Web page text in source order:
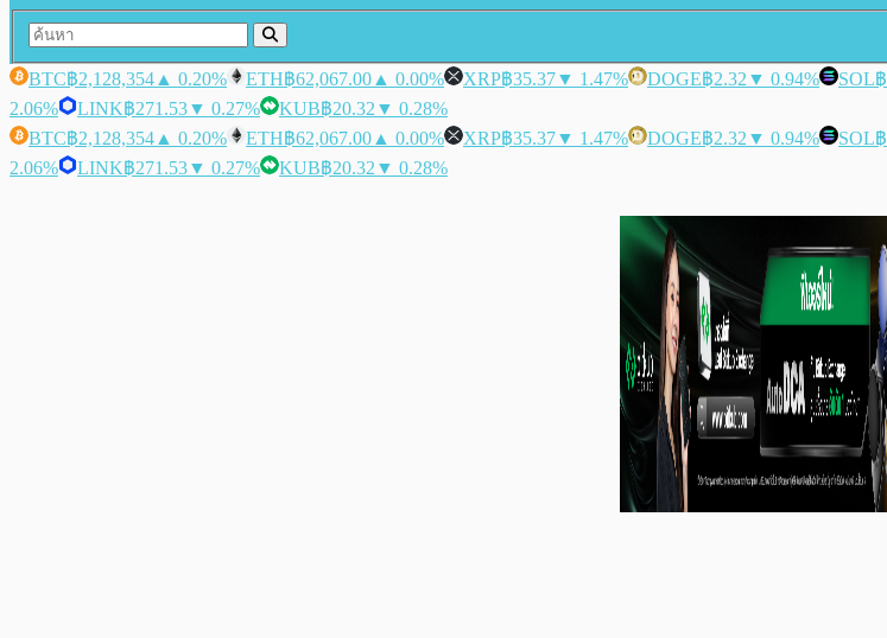
BTC฿2,128,354 ▲ 0.20% ETH฿62,067.00 ▲ 0.00% XRP฿35.37▼ 1.47% DOGE฿2.32 ▼ 0.94% SOL
2.06%
LINK฿271.53▼ 0.27% KUB฿20.32 ▼ 0.28%
BTC฿2,128,354 ▲ 0.20% ETH฿62,067.00 ▲ 0.00% XRP฿35.37▼ 1.47% DOGE฿2.32 ▼ 0.94% SOL
2.06%
LINK฿271.53▼ 0.27% KUB฿20.32 ▼ 0.28%